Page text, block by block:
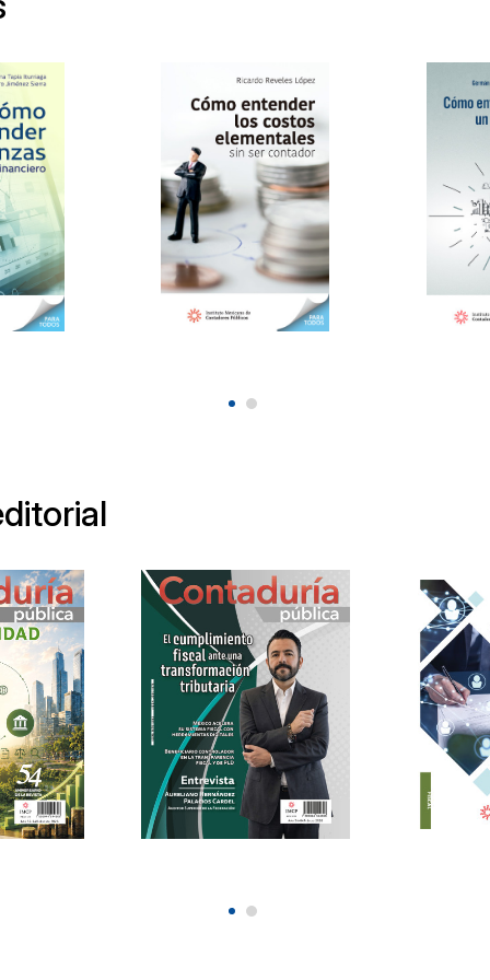
sin
Cómo entender los
costos elementales
sin ser contador
Costos elementales
20190508
$144.00
Cómo
20190927
ASG.
Revista de
Contaduría Pública
Julio 2026
Entrevista a Aureliano
Hernández Palacios Cardel
Auditor Superior de la
Federación.
2026
$90.00
Análisis
2026